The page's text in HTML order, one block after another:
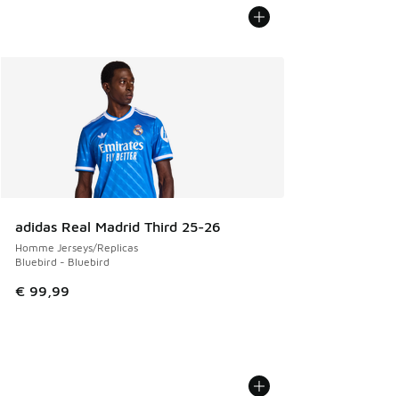
adidas Real Madrid Third 25-26
Homme Jerseys/Replicas
Bluebird - Bluebird
€ 99,99